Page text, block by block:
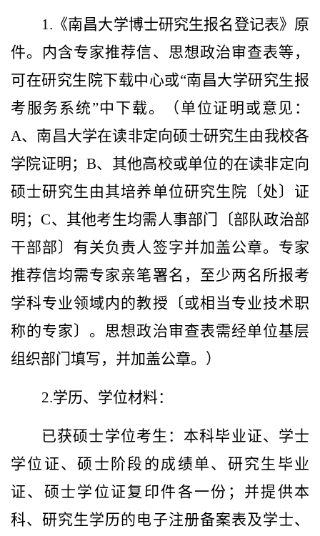
1.《南昌大学博士研究生报名登记表》原
件。内含专家推荐信、思想政治审查表等，
可在研究生院下载中心或“南昌大学研究生报
考服务系统”中下载。（单位证明或意见：
A、南昌大学在读非定向硕士研究生由我校各
学院证明；B、其他高校或单位的在读非定向
硕士研究生由其培养单位研究生院〔处〕证
明；C、其他考生均需人事部门〔部队政治部
干部部〕有关负责人签字并加盖公章。专家
推荐信均需专家亲笔署名，至少两名所报考
学科专业领域内的教授〔或相当专业技术职
称的专家〕。思想政治审查表需经单位基层
组织部门填写，并加盖公章。）
2.学历、学位材料：
已获硕士学位考生：本科毕业证、学士
学位证、硕士阶段的成绩单、研究生毕业
证、硕士学位证复印件各一份；并提供本
科、研究生学历的电子注册备案表及学士、